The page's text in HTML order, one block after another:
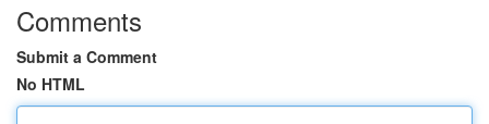
Comments
Submit a Comment
No HTML